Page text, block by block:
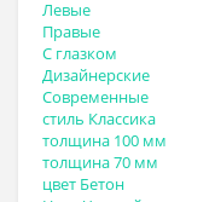
Левые
Правые
С глазком
Дизайнерские
Современные
стиль Классика
толщина 100 мм
толщина 70 мм
цвет Бетон